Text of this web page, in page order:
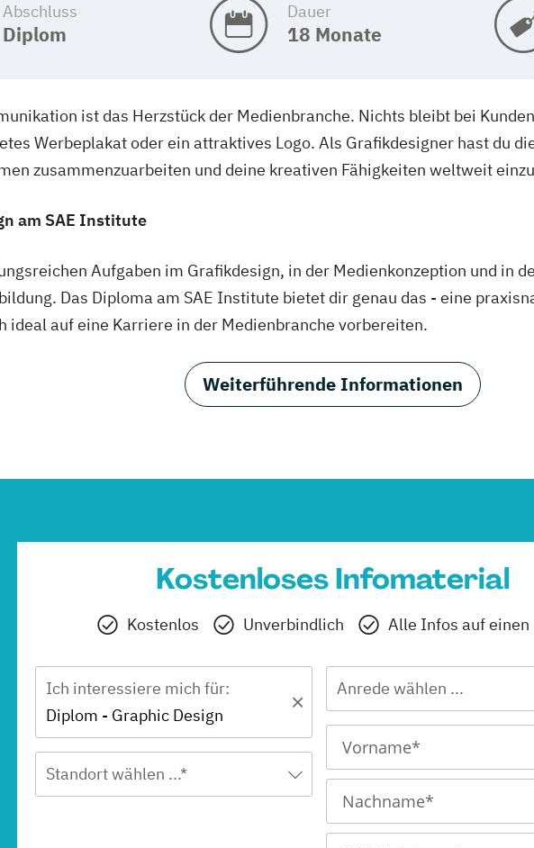
Abschluss
Diplom
Dauer
18 Monate
ist das Herzstück der Medienbranche. Nichts bleibt bei
Werbeplakat oder ein attraktives Logo. Als Grafikdesigner hast du
zusammenzuarbeiten und deine kreativen Fähigkeiten weltweit
am SAE Institute
Aufgaben im Grafikdesign, in der Medienkonzeption und in
Das Diploma am SAE Institute bietet dir genau das - eine
ideal auf eine Karriere in der Medienbranche vorbereiten.
Weiterführende Informationen
Kostenloses Infomaterial
Kostenlos Unverbindlich Alle Infos auf einen
Ich interessiere mich für:
Diplom - Graphic Design
Standort wählen ...*
Anrede wählen ...